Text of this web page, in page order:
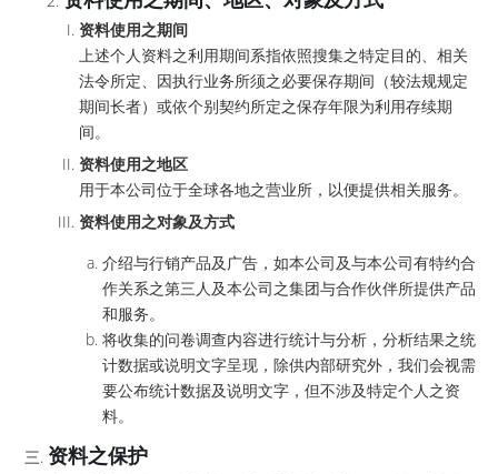
资料使用之期间
上述个人资料之利用期间系指依照搜集之特定目的、相关
法令所定、因执行业务所须之必要保存期间（较法规规定
期间长者）或依个别契约所定之保存年限为利用存续期
间。
资料使用之地区
用于本公司位于全球各地之营业所，以便提供相关服务。
资料使用之对象及方式
介绍与行销产品及广告，如本公司及与本公司有特约合
作关系之第三人及本公司之集团与合作伙伴所提供产品
和服务。
将收集的问卷调查内容进行统计与分析，分析结果之统
计数据或说明文字呈现，除供内部研究外，我们会视需
要公布统计数据及说明文字，但不涉及特定个人之资
料。
资料之保护